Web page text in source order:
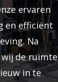
ervaren
en efficiënt
Na
de ruimte
in te